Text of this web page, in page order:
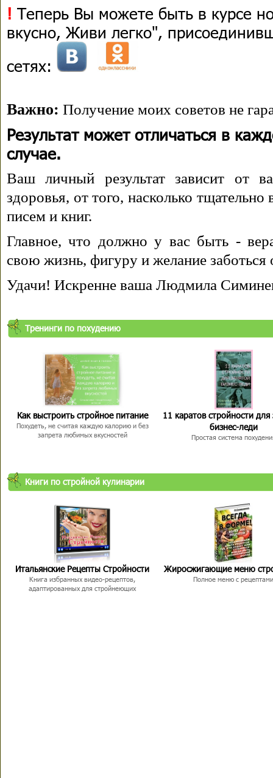
! Теперь Вы можете быть в курсе
вкусно, Живи легко",
сетях:
Важно: Получение моих советов не
Результат может отличаться в
случае.
Ваш личный результат зависит от
здоровья, от того, насколько
писем и книг.
Главное, что должно у вас быть -
свою жизнь, фигуру и желание заботься
Удачи! Искренне ваша Людмила
Тренинги по похудению
Как выстроить стройное питание
Похудеть, не считая каждую калорию и без
запрета любимых вкусностей
11 каратов стройности для
бизнес-леди
Простая система
Книги по стройной кулинарии
Итальянские Рецепты Стройности
Книга избранных видео-рецептов,
адаптированных для стройнеющих
Жиросжигающие меню
Полное меню с рецептами